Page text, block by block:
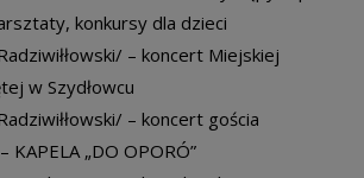
konkursy dla dzieci
– koncert Miejskiej
w Szydłowcu
– koncert gościa
KAPELA „DO OPORÓ”